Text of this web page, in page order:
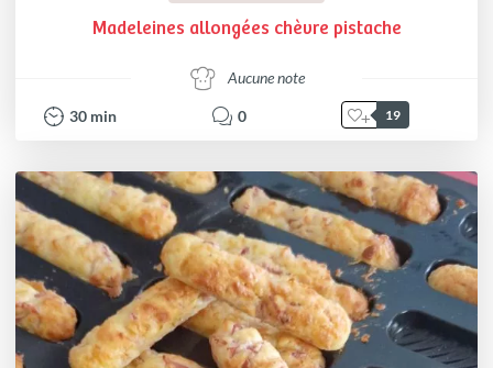
Madeleines allongées chèvre pistache
Aucune note
30 min 0 19